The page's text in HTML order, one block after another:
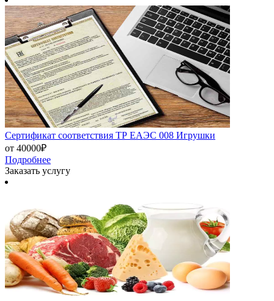
Сертификат соответствия ТР ЕАЭС 008 Игрушки
от 40000₽
Подробнее
Заказать услугу